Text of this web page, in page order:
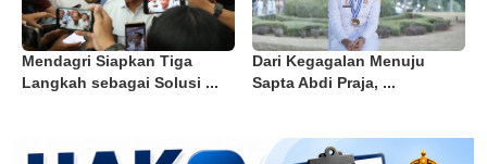
Mendagri Siapkan Tiga
Langkah sebagai Solusi ...
Dari Kegagalan Menuju
Sapta Abdi Praja, ...